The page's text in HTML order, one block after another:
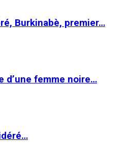
Burkinabè, premier…
d’une femme noire…